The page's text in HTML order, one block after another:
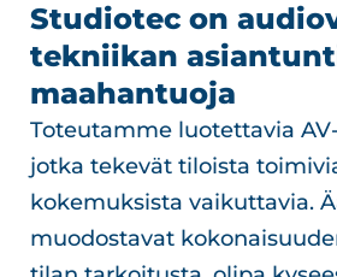
Studiotec on
tekniikan
maahantuoja
Toteutamme luotettavia
jotka tekevät tiloista
kokemuksista vaikuttavia.
muodostavat